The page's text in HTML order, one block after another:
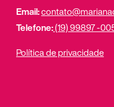
Email:
Telefone:(19) 99897 -
Política de privacidade